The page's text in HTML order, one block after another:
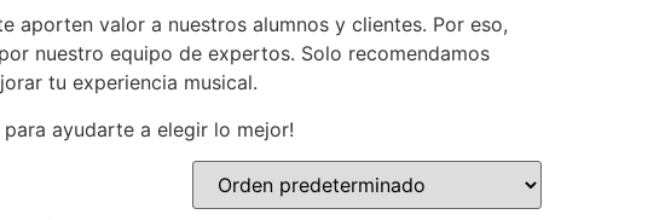
aporten valor a nuestros alumnos y clientes. Por eso,
nuestro equipo de expertos. Solo recomendamos
tu experiencia musical.
ayudarte a elegir lo mejor!